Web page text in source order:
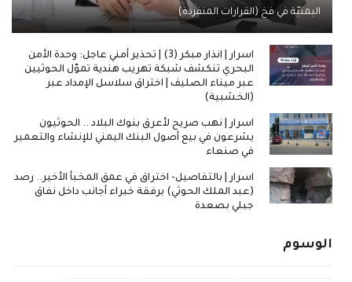
اليمنيّة في فخ (القرارات المنفردة)
اسرار | انذار مبكر (3) | تحذير أمني عاجل: وحدة الأمن
البحري تنكشف شبكة تهريب هندية تموّل الحوثيين
عبر ميناء الصليف | اختراق سلاسل الإمداد عبر
(الخشبية)
اسرار | نهب صريح لأعرق بنوك البلاد .. الحوثيون
يشرعون في بيع أصول البنك اليمني للإنشاء والتعمير
في صنعاء
اسرار | بالتفاصيل- اختراق في عمق المخبأ الأخير.. رصد
(عبد الملك الحوثي) برفقة خبراء أجانب داخل نفاق
جبلي بصعدة
الوسوم